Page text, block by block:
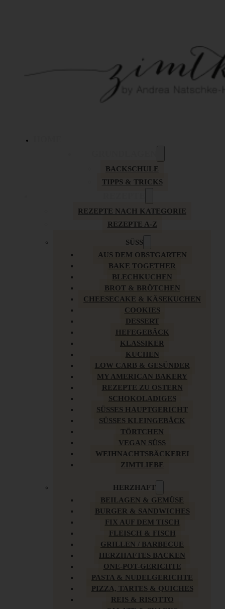
BACKSCHULE
TIPPS & TRICKS
REZEPTE NACH KATEGORIE
REZEPTE A-Z
SÜSS
AUS DEM OBSTGARTEN
BAKE TOGETHER
BLECHKUCHEN
BROT & BRÖTCHEN
CHEESECAKE & KÄSEKUCHEN
COOKIES
DESSERT
HEFEGEBÄCK
KLASSIKER
KUCHEN
LOW CARB & GESÜNDER
MY AMERICAN BAKERY
REZEPTE ZU OSTERN
SCHOKOLADIGES
SÜSSES HAUPTGERICHT
SÜSSES KLEINGEBÄCK
TÖRTCHEN
VEGAN SÜSS
WEIHNACHTSBÄCKEREI
ZIMTLIEBE
HERZHAFT
BEILAGEN & GEMÜSE
BURGER & SANDWICHES
FIX AUF DEM TISCH
FLEISCH & FISCH
GRILLEN / BARBECUE
HERZHAFTES BACKEN
ONE-POT-GERICHTE
PASTA & NUDELGERICHTE
PIZZA, TARTES & QUICHES
REIS & RISOTTO